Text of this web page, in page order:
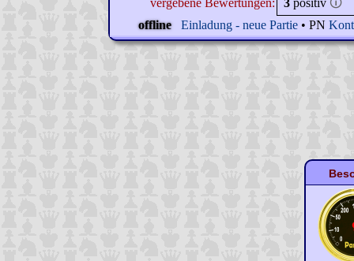
vergebene Bewertungen:
3 positiv 🛈
offline
Einladung - neue Partie • PN